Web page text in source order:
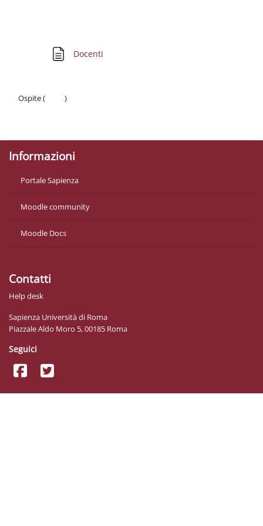
Docenti
Ospite (
)
Informazioni
Portale Sapienza
Moodle community
Moodle Docs
Contatti
Help desk
Sapienza Università di Roma
Piazzale Aldo Moro 5, 00185 Roma
Seguici